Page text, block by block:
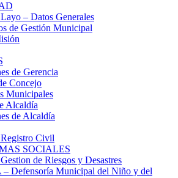
– Datos Generales
de Gestión Municipal
de Gerencia
Concejo
Municipales
Alcaldía
de Alcaldía
Civil
SOCIALES
de Riesgos y Desastres
Defensoría Municipal del Niño y del